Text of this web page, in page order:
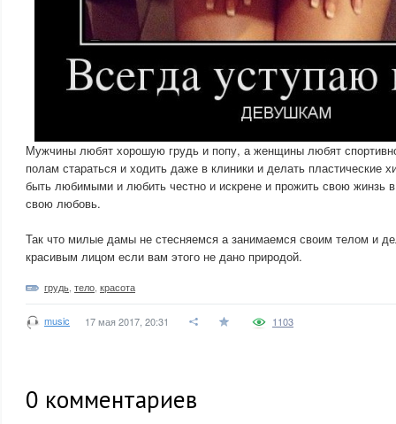
Мужчины любят хорошую грудь и попу, а женщины любят
полам стараться и ходить даже в клиники и делать пластические
быть любимыми и любить честно и искрене и прожить свою жинзь
свою любовь.
Так что милые дамы не стесняемся а занимаемся своим телом и
красивым лицом если вам этого не дано природой.
грудь тело красота
music 17 мая 2017, 20:31 1103
0 комментариев